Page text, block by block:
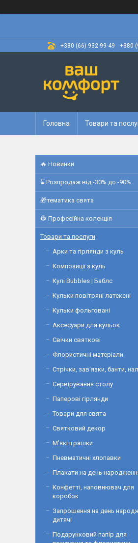
+380 (66) 932-99-49 +380
Головна Товари та
🔥 Новинки
⌛ Розпродаж від -30% до -90%
🎁тематика свята
👷 Професійна колекція
Товари та послуги
Арки та гірлянди з куль
Композиції з куль
Кулі Bubbles | Баблс
Кульки повітряні латексні
Кульки фольговані
Аксесуари для кульок
Свічки святкові
Флористичні матеріали
Стрічки, зав'язки, банти,
Сервірування столу
Паперові гірлянди
Товари для свята
Святковий декор
М'які іграшки
Пневматичні хлопавки
Плакати на день
Конфетті, наповнювач для
коробок
Запрошення на день
дитячі
Подарунковий папір для